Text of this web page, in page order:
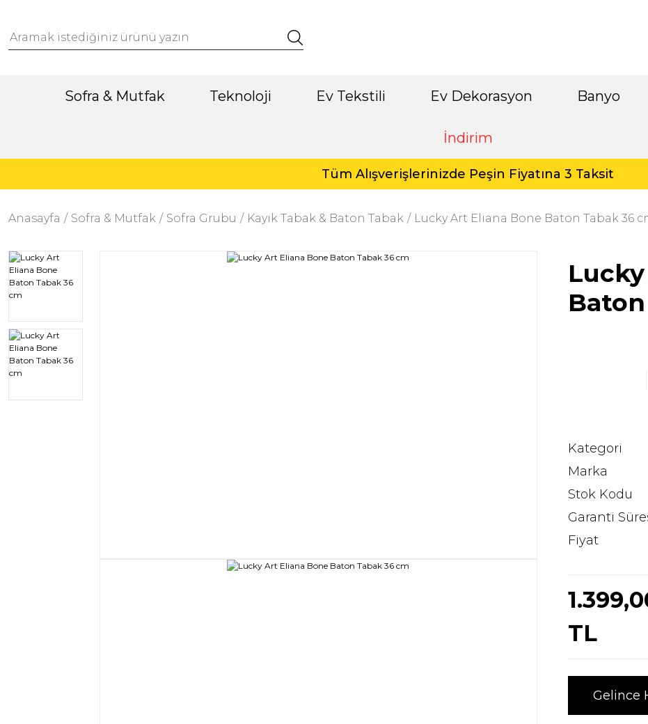
Sofra & Mutfak Teknoloji Ev Tekstili Ev Dekorasyon Banyo
İndirim
Tüm Alışverişlerinizde Peşin Fiyatına 3 Taksit
Anasayfa Sofra & Mutfak Sofra Grubu Kayık Tabak & Baton Tabak Lucky Art Eliana Bone Baton Tabak 36
Kategori
Marka
Stok Kodu
Garanti
Fiyat
TL
Gelince